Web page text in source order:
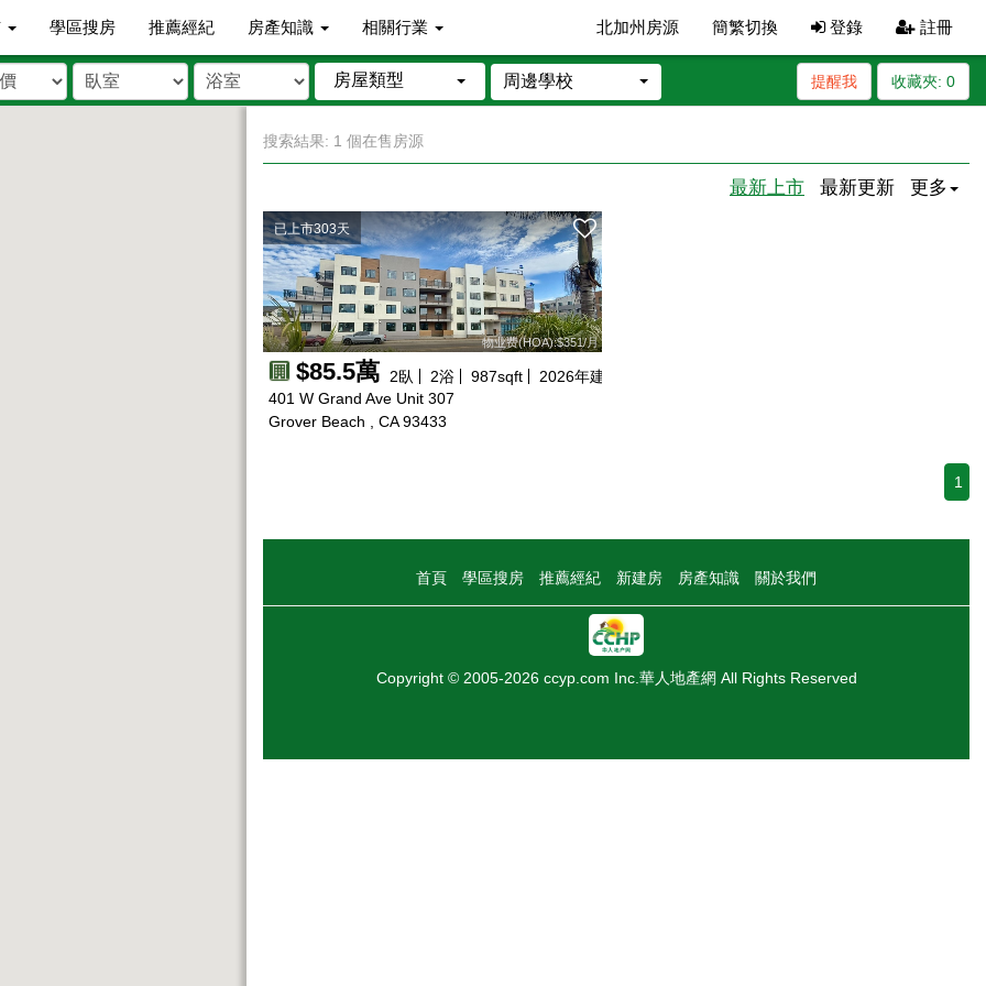
學區搜房 推薦經紀 房產知識 相關行業 北加州房源 簡繁切換 登錄 註冊
房屋類型 周邊學校 收藏夾: 0
提醒我
搜索結果: 1 個在售房源
最新上市 最新更新 更多
已上市303天
物业费(HOA):$351/月
$85.5萬 2臥 2浴 987sqft 2026年建
401 W Grand Ave Unit 307
Grover Beach , CA 93433
1
首頁 學區搜房 推薦經紀 新建房 房產知識 關於我們
Copyright © 2005-2026 ccyp.com Inc.華人地產網 All Rights Reserved